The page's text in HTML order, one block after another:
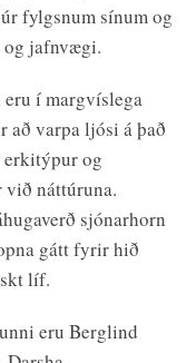
fylgsnum sínum og
og jafnvægi.
í margvíslega
að varpa ljósi á það
og
við náttúruna.
sjónarhorn
gátt fyrir hið
líf.
eru Berglind